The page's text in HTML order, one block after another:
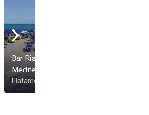
Bar Ristorante Lido
Mediterraneo
Platamona